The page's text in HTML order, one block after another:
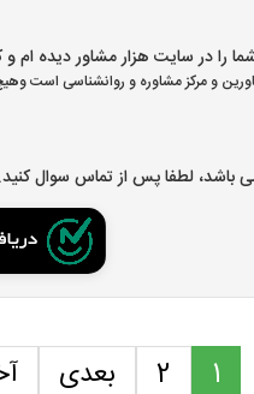
هزار مشاور دیده ام و کد «مشاور-153»
و مرکز مشاوره و روانشناسی است
باشد، لطفا پس از تماس سوال کنید.
1
2 بعدی